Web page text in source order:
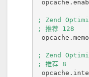
; Zend
; 推荐 128
; Zend
; 推荐 8